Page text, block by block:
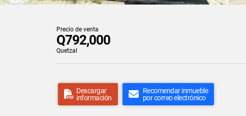
Precio de venta
Q792,000
Quetzal
Descargar
información
Recomendar inmueble
por correo electrónico